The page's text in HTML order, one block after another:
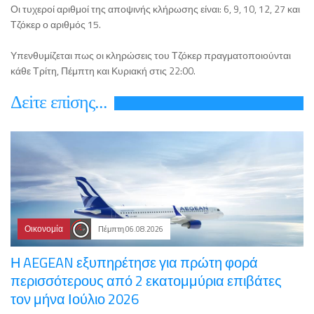
Οι τυχεροί αριθμοί της αποψινής κλήρωσης είναι: 6, 9, 10, 12, 27 και
Τζόκερ ο αριθμός 15.
Υπενθυμίζεται πως οι κληρώσεις του Τζόκερ πραγματοποιούνται
κάθε Τρίτη, Πέμπτη και Κυριακή στις 22:00.
Δεiτε επiσης...
Οικονομία Πέμπτη 06.08.2026
Η AEGEAN εξυπηρέτησε για πρώτη φορά
περισσότερους από 2 εκατομμύρια επιβάτες
τον μήνα Ιούλιο 2026